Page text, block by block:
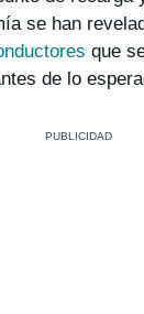
se han
que
de lo